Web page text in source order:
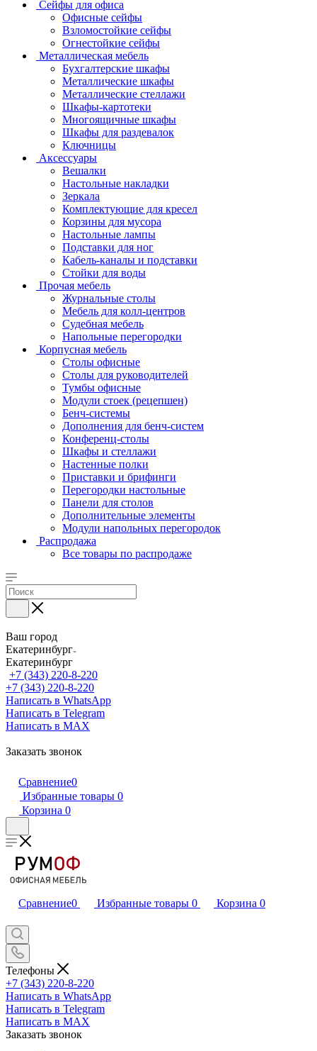
Сейфы для офиса
Офисные сейфы
Взломостойкие сейфы
Огнестойкие сейфы
Металлическая мебель
Бухгалтерские шкафы
Металлические шкафы
Металлические стеллажи
Шкафы-картотеки
Многоящичные шкафы
Шкафы для раздевалок
Ключницы
Аксессуары
Вешалки
Настольные накладки
Зеркала
Комплектующие для кресел
Корзины для мусора
Настольные лампы
Подставки для ног
Кабель-каналы и подставки
Стойки для воды
Прочая мебель
Журнальные столы
Мебель для колл-центров
Судебная мебель
Напольные перегородки
Корпусная мебель
Столы офисные
Столы для руководителей
Тумбы офисные
Модули стоек (рецепшен)
Бенч-системы
Дополнения для бенч-систем
Конференц-столы
Шкафы и стеллажи
Настенные полки
Приставки и брифинги
Перегородки настольные
Панели для столов
Дополнительные элементы
Модули напольных перегородок
Распродажа
Все товары по распродаже
Ваш город
Екатеринбург
Екатеринбург
+7 (343) 220-8-220
+7 (343) 220-8-220
Написать в WhatsApp
Написать в Telegram
Написать в MAX
Заказать звонок
Сравнение0
Избранные товары 0
Корзина 0
Сравнение0 Избранные товары 0 Корзина 0
Телефоны
+7 (343) 220-8-220
Написать в WhatsApp
Написать в Telegram
Написать в MAX
Заказать звонок